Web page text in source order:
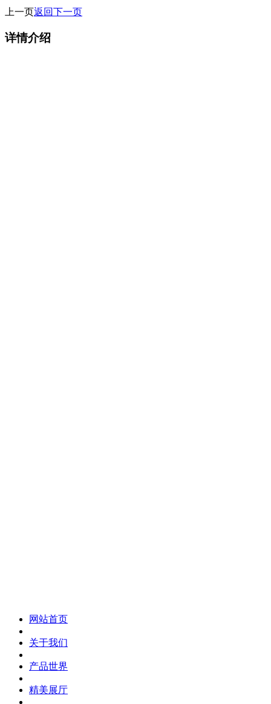
上一页返回下一页
详情介绍
网站首页
关于我们
产品世界
精美展厅